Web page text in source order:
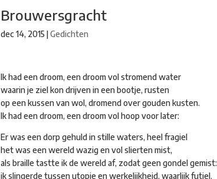
Brouwersgracht
dec 14, 2015 |Gedichten
Ik had een droom, een droom vol stromend water
waarin je ziel kon drijven in een bootje, rusten
op een kussen van wol, dromend over gouden kusten.
Ik had een droom, een droom vol hoop voor later:
Er was een dorp gehuld in stille waters, heel fragiel
het was een wereld wazig en vol slierten mist,
als braille tastte ik de wereld af, zodat geen gondel gemist:
ik slingerde tussen utopie en werkelijkheid, waarlijk futiel.